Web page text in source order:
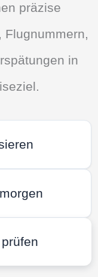
präzise
Flugnummern,
in